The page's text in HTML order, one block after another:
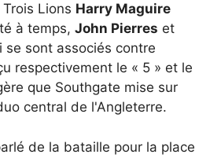
Lions Harry Maguire
à temps, John Pierres et
se sont associés contre
respectivement le « 5 » et le
que Southgate mise sur
central de l'Angleterre.
de la bataille pour la place